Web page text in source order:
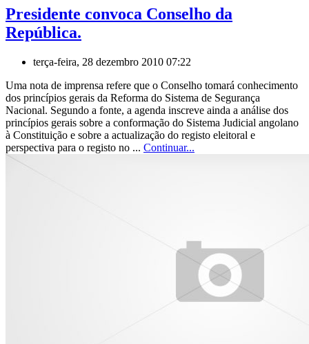
Presidente convoca Conselho da
República.
terça-feira, 28 dezembro 2010 07:22
Uma nota de imprensa refere que o Conselho tomará conhecimento
dos princípios gerais da Reforma do Sistema de Segurança
Nacional. Segundo a fonte, a agenda inscreve ainda a análise dos
princípios gerais sobre a conformação do Sistema Judicial angolano
à Constituição e sobre a actualização do registo eleitoral e
perspectiva para o registo no ... Continuar...